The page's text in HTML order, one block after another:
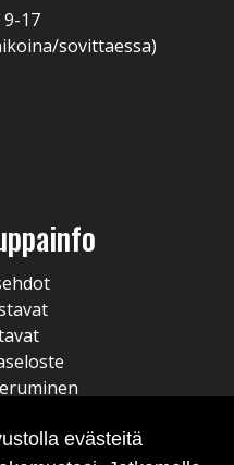
17
sovittaessa)
evästeitä